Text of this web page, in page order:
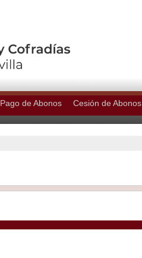
Pago de Abonos Cesión de Abonos